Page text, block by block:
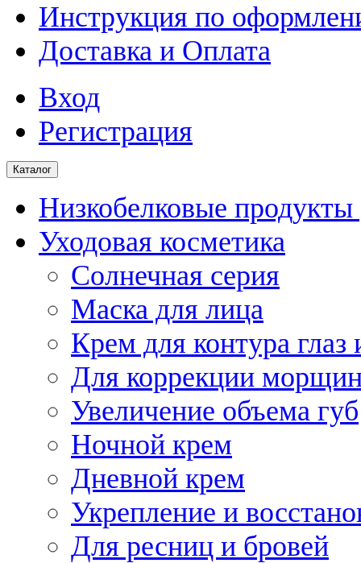
Инструкция по
Доставка и Оплата
Вход
Регистрация
Каталог
Низкобелковые продукты
Уходовая косметика
Солнечная серия
Маска для лица
Крем для контура глаз
Для коррекции
Увеличение объема губ
Ночной крем
Дневной крем
Укрепление и
Для ресниц и бровей